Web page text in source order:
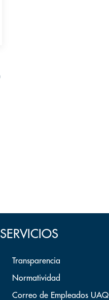
SERVICIOS
Transparencia
Normatividad
Correo de Empleados UAQ